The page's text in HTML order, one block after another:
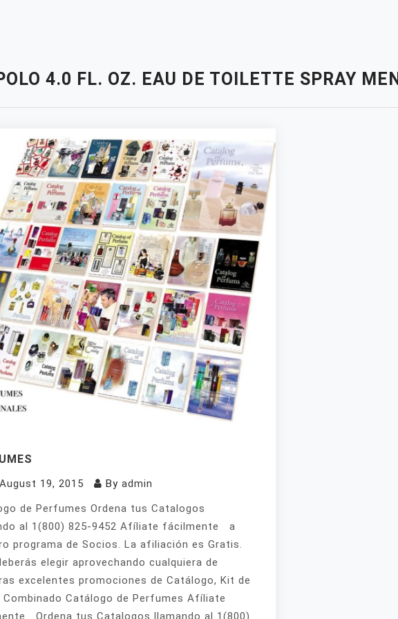
4.0 FL. OZ. EAU DE TOILETTE SPRAY MEN
August 19, 2015 By admin
de Perfumes Ordena tus Catalogos
al 1(800) 825-9452 Afíliate fácilmente a
programa de Socios. La afiliación es Gratis.
elegir aprovechando cualquiera de
excelentes promociones de Catálogo, Kit de
Combinado Catálogo de Perfumes Afíliate
Ordena tus Catalogos llamando al 1(800)